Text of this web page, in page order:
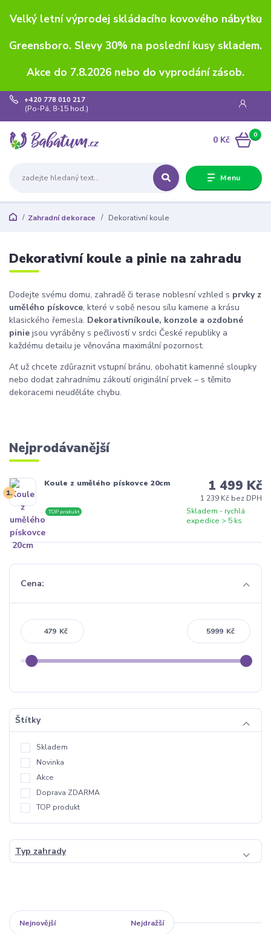
Velký letní výprodej skládacího kovového nábytku
Greensboro. Slevy 30% na poslední kusy skladem.
Akce do 7.8.2026 nebo do vyprodání zásob.
Menu
+420 778 010 217
(Po-Pá, 8-15 hod.)
0
0 Kč
Zahradní dekorace Dekorativní koule
Dekorativní koule a pinie na zahradu
Dodejte svému domu, zahradě či terase noblesní vzhled s prvky z
umělého pískovce, které v sobě nesou sílu kamene a krásu
klasického řemesla. Dekorativníkoule, konzole a ozdobné
pinie jsou vyráběny s pečlivostí v srdci České republiky a
každému detailu je věnována maximální pozornost.
Ať už chcete zdůraznit vstupní bránu, obohatit kamenné sloupky
nebo dodat zahradnímu zákoutí originální prvek – s těmito
dekoracemi neuděláte chybu.
Nejprodávanější
1.
Koule z umělého pískovce 20cm
Skladem - rychlá
expedice > 5 ks
TOP produkt
1 499 Kč
1 239 Kč bez DPH
Cena:
Kč Kč
Štítky
Skladem
Novinka
Akce
Doprava ZDARMA
TOP produkt
Typ zahrady
Nejnovější Nejdražší